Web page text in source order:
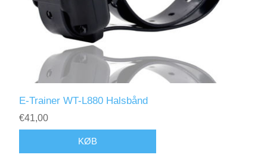
E-Trainer WT-L880 Halsbånd
€41,00